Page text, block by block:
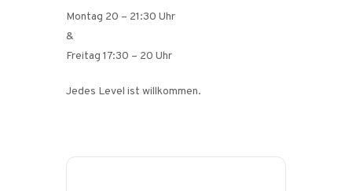
Montag 20 – 21:30 Uhr
&
Freitag 17:30 – 20 Uhr
Jedes Level ist willkommen.